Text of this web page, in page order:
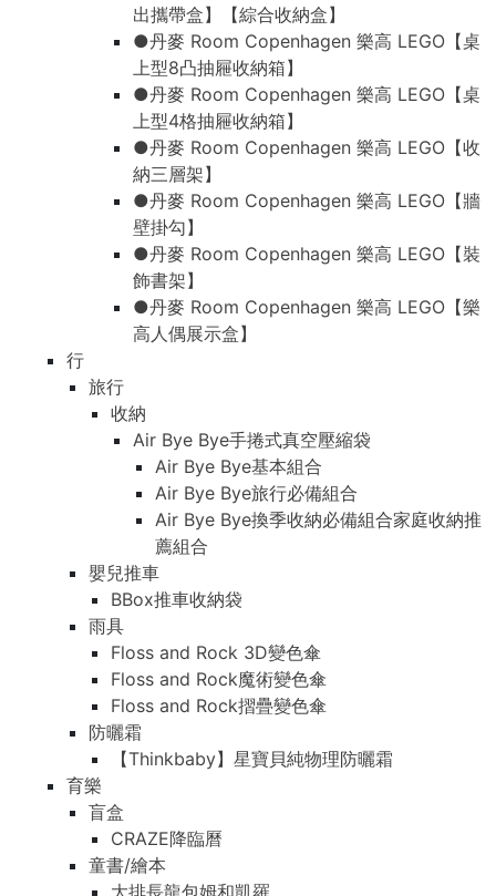
出攜帶盒】【綜合收納盒】
●丹麥 Room Copenhagen 樂高 LEGO【桌
上型8凸抽屜收納箱】
●丹麥 Room Copenhagen 樂高 LEGO【桌
上型4格抽屜收納箱】
●丹麥 Room Copenhagen 樂高 LEGO【收
納三層架】
●丹麥 Room Copenhagen 樂高 LEGO【牆
壁掛勾】
●丹麥 Room Copenhagen 樂高 LEGO【裝
飾書架】
●丹麥 Room Copenhagen 樂高 LEGO【樂
高人偶展示盒】
行
旅行
收納
Air Bye Bye手捲式真空壓縮袋
Air Bye Bye基本組合
Air Bye Bye旅行必備組合
Air Bye Bye換季收納必備組合家庭收納推
薦組合
嬰兒推車
BBox推車收納袋
雨具
Floss and Rock 3D變色傘
Floss and Rock魔術變色傘
Floss and Rock摺疊變色傘
防曬霜
【Thinkbaby】星寶貝純物理防曬霜
育樂
盲盒
CRAZE降臨曆
童書/繪本
大排長龍包姆和凱羅